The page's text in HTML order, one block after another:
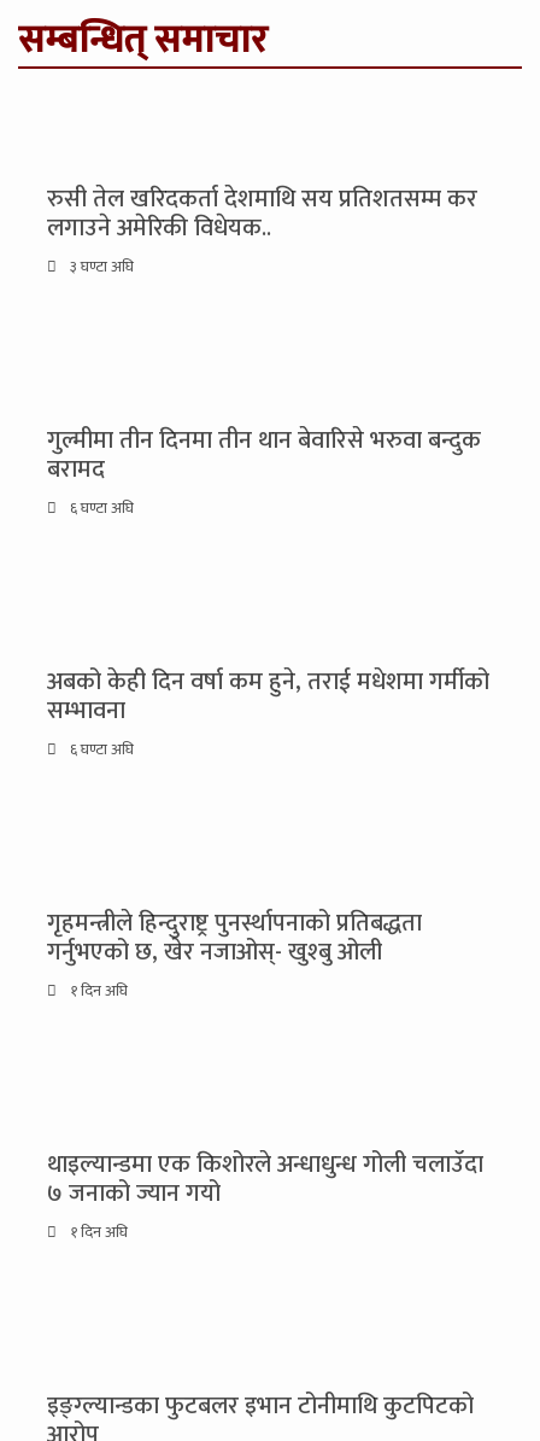
सम्बन्धित् समाचार
रुसी तेल खरिदकर्ता देशमाथि सय प्रतिशतसम्म कर
लगाउने अमेरिकी विधेयक..
३ घण्टा अघि
गुल्मीमा तीन दिनमा तीन थान बेवारिसे भरुवा बन्दुक
बरामद
६ घण्टा अघि
अबको केही दिन वर्षा कम हुने, तराई मधेशमा गर्मीको
सम्भावना
६ घण्टा अघि
गृहमन्त्रीले हिन्दुराष्ट्र पुनर्स्थापनाको प्रतिबद्धता
गर्नुभएको छ, खेर नजाओस्- खुश्बु ओली
१ दिन अघि
थाइल्यान्डमा एक किशोरले अन्धाधुन्ध गोली चलाउँदा
७ जनाको ज्यान गयो
१ दिन अघि
इङ्ग्ल्यान्डका फुटबलर इभान टोनीमाथि कुटपिटको